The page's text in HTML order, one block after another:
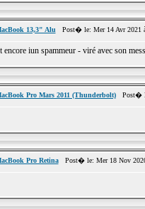
13,3" Alu Post� le: Mer 14 Avr
encore iun spammeur - viré avec son
Pro Mars 2011 (Thunderbolt)Post�
Pro RetinaPost� le: Mer 18 Nov